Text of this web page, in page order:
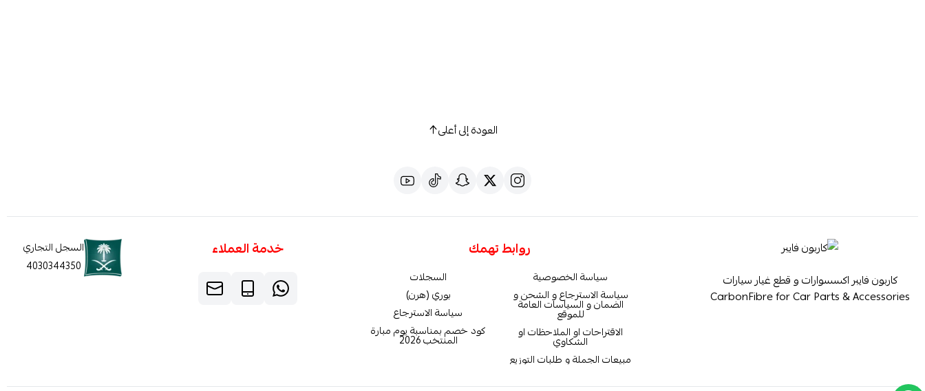
العودة إلى أعلى
كاربون فايبر اكسسوارات و قطع غيار سيارات
CarbonFibre for Car Parts & Accessories
روابط تهمك
سياسة الخصوصية
سياسة الاسترجاع و الشحن و
الضمان و السياسات العامة
للموقع
الاقتراحات او الملاحظات او
الشكاوي
مبيعات الجملة و طلبات التوزيع
السجلات
بوري (هرن)
سياسة الاسترجاع
كود خصم بمناسبة يوم مبارة
المنتخب 2026
خدمة العملاء
السجل التجاري
4030344350